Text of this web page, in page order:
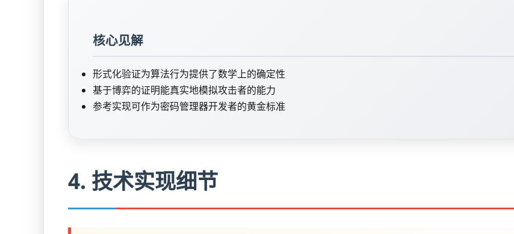
核心见解
形式化验证为算法行为提供了数学上的确定性
基于博弈的证明能真实地模拟攻击者的能力
参考实现可作为密码管理器开发者的黄金标准
4. 技术实现细节